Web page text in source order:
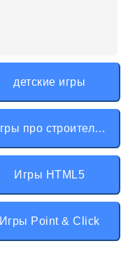
детские игры
Игры про строительство
Игры HTML5
Игры Point & Click